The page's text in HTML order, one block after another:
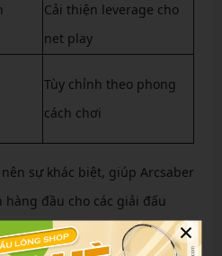
Cải thiện leverage cho
net play
Tùy chỉnh theo phong
cách chơi
sự khác biệt, giúp Arcsaber
đầu cho các giải đấu
×